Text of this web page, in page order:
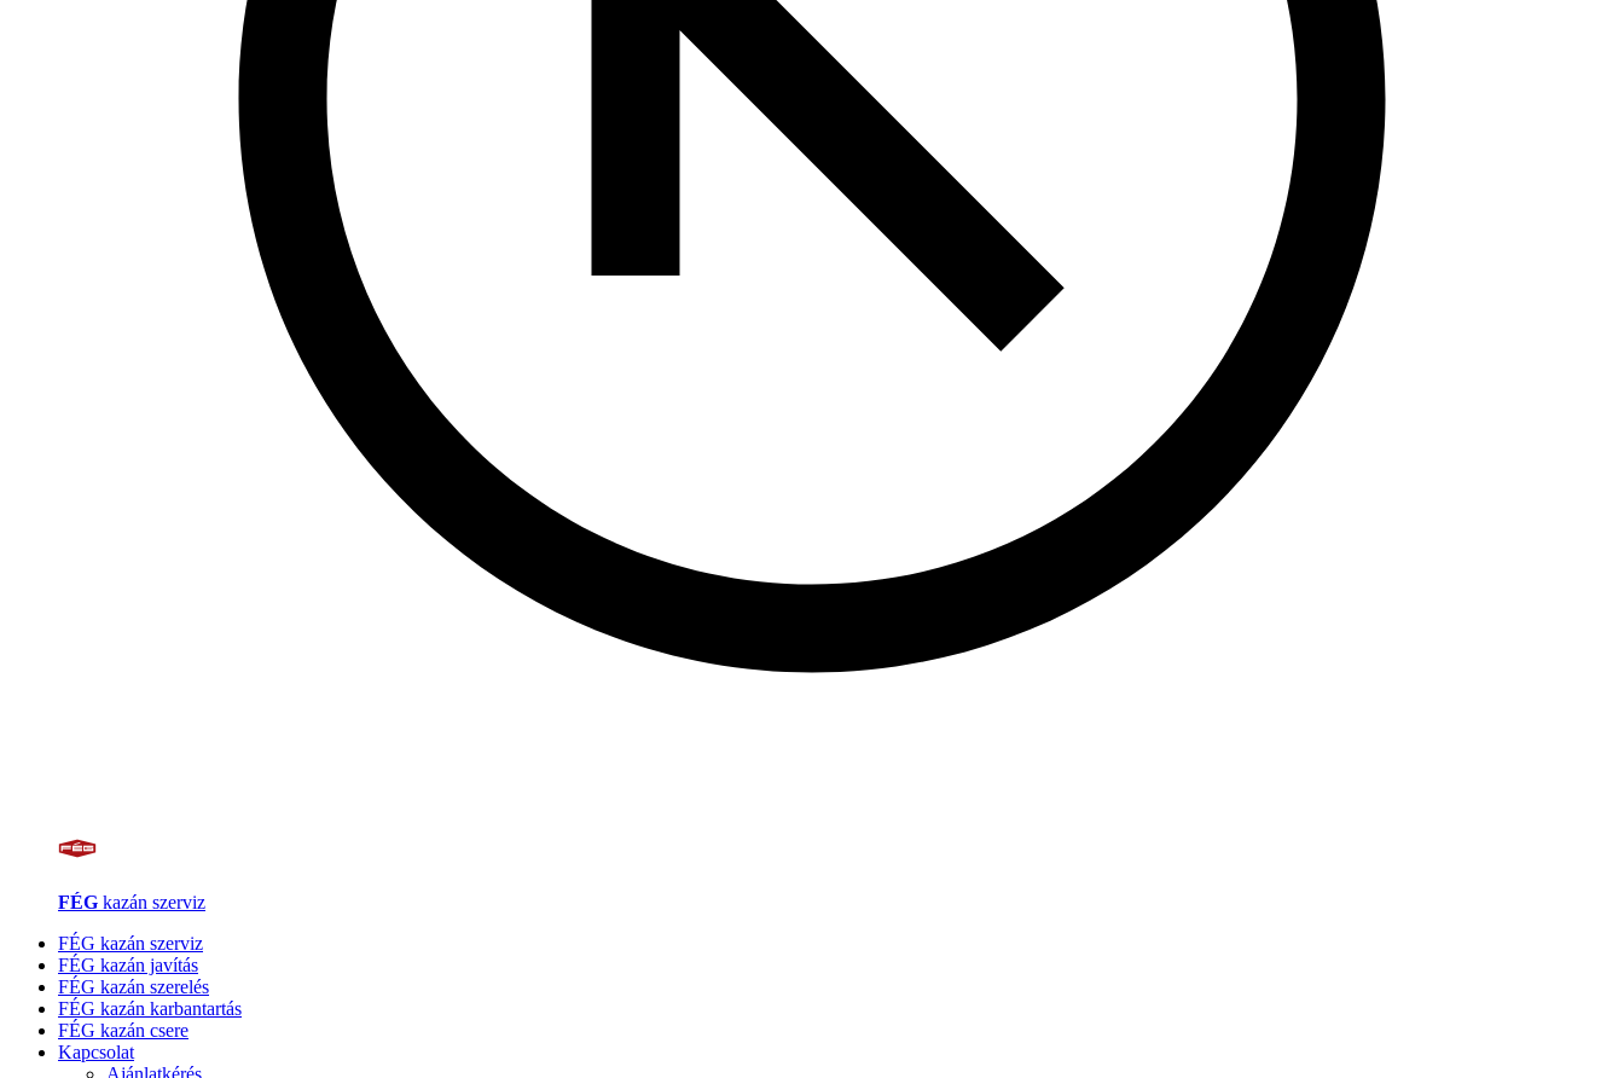
FÉG kazán szerviz
FÉG kazán szerviz
FÉG kazán javítás
FÉG kazán szerelés
FÉG kazán karbantartás
FÉG kazán csere
Kapcsolat
Ajánlatkérés